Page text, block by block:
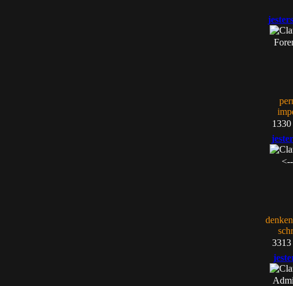
3313